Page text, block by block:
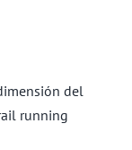
del
running